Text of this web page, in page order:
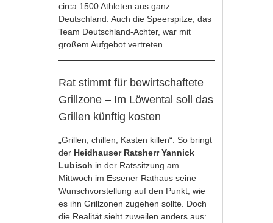
circa 1500 Athleten aus ganz
Deutschland. Auch die Speerspitze, das
Team Deutschland-Achter, war mit
großem Aufgebot vertreten.
Rat stimmt für bewirtschaftete
Grillzone – Im Löwental soll das
Grillen künftig kosten
„Grillen, chillen, Kasten killen“: So bringt
der Heidhauser Ratsherr Yannick
Lubisch in der Ratssitzung am
Mittwoch im Essener Rathaus seine
Wunschvorstellung auf den Punkt, wie
es ihn Grillzonen zugehen sollte. Doch
die Realität sieht zuweilen anders aus: